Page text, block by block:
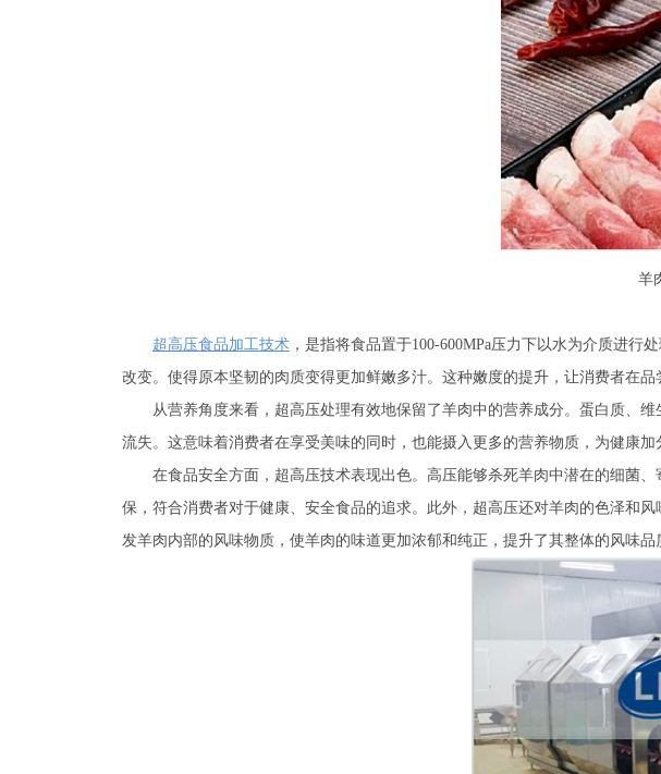
羊
超高压食品加工技术 ，是指将食品置于100-600MPa压力下以水为介质进
改变。使得原本坚韧的肉质变得更加鲜嫩多汁。这种嫩度的提升，让消费者在
从营养角度来看，超高压处理有效地保留了羊肉中的营养成分。蛋白质、
流失。这意味着消费者在享受美味的同时，也能摄入更多的营养物质，为健康加
在食品安全方面，超高压技术表现出色。高压能够杀死羊肉中潜在的细菌
保，符合消费者对于健康、安全食品的追求。此外，超高压还对羊肉的色泽和
发羊肉内部的风味物质，使羊肉的味道更加浓郁和纯正，提升了其整体的风味品